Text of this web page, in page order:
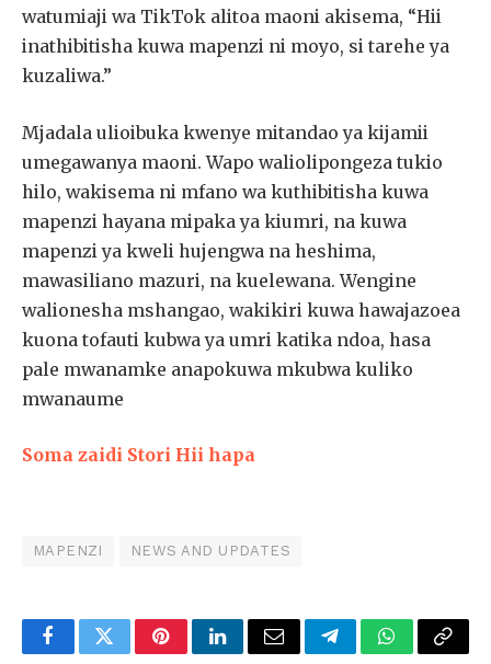
watumiaji wa TikTok alitoa maoni akisema, “Hii
inathibitisha kuwa mapenzi ni moyo, si tarehe ya
kuzaliwa.”
Mjadala ulioibuka kwenye mitandao ya kijamii
umegawanya maoni. Wapo waliolipongeza tukio
hilo, wakisema ni mfano wa kuthibitisha kuwa
mapenzi hayana mipaka ya kiumri, na kuwa
mapenzi ya kweli hujengwa na heshima,
mawasiliano mazuri, na kuelewana. Wengine
walionesha mshangao, wakikiri kuwa hawajazoea
kuona tofauti kubwa ya umri katika ndoa, hasa
pale mwanamke anapokuwa mkubwa kuliko
mwanaume
Soma zaidi Stori Hii hapa
MAPENZI NEWS AND UPDATES
FacebookTwitterPinterestLinkedInEmail TelegramWhatsApp
Copy